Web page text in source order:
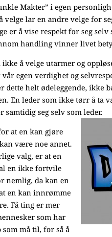
Makter” i egen
velge lar en andre velge for
er å vise respekt for seg selv
handling vinner livet
ikke å velge utarmer og
egen verdighet og
dette helt ødeleggende, ikke
En leder som ikke tørr å ta
seg selv som leder.
at en kan gjøre
være noe annet.
valg, er at en
en ikke fortvile
nemlig, da kan en
en kan innrømme
Få ting er mer
som har
må til, for så å